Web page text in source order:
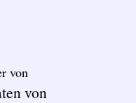
von
von